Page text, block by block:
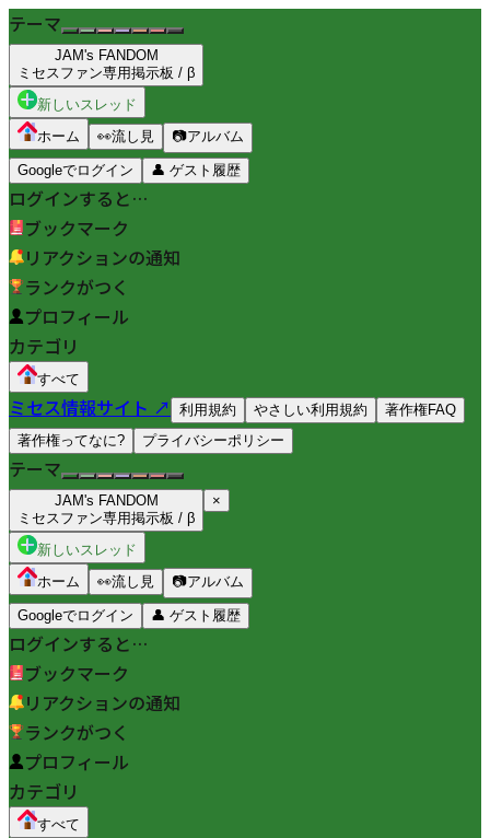
テーマ
JAM's FANDOM
ミセスファン専用掲示板 / β
新しいスレッド
ホーム
👀流し見 📷アルバム
Googleでログイン 👤 ゲスト履歴
ログインすると…
ブックマーク
リアクションの通知
ランクがつく
プロフィール
カテゴリ
すべて
ミセス情報サイト ↗ 利用規約 やさしい利用規約
著作権FAQ
著作権ってなに?
プライバシーポリシー
テーマ
JAM's FANDOM
ミセスファン専用掲示板 / β
×
新しいスレッド
ホーム
👀流し見 📷アルバム
Googleでログイン 👤 ゲスト履歴
ログインすると…
ブックマーク
リアクションの通知
ランクがつく
プロフィール
カテゴリ
すべて